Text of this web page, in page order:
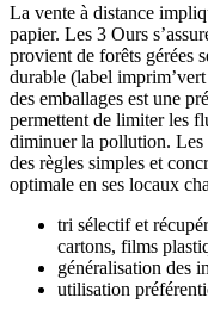
La vente à distance
papier. Les 3 Ours
provient de forêts gérées
durable (label
des emballages est une
permettent de limiter les
diminuer la pollution. Les
des règles simples et
optimale en ses locaux
tri sélectif et
cartons, films
généralisation des
utilisation